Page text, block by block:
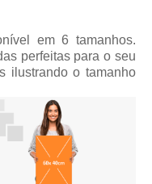
em 6 tamanhos.
perfeitas para o seu
ilustrando o tamanho